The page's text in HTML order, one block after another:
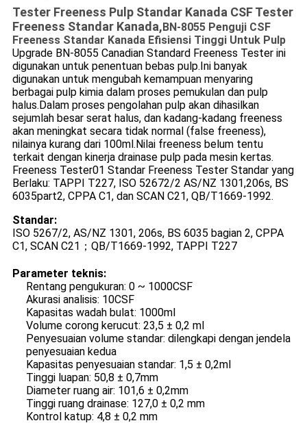
Tester Freeness Pulp Standar Kanada CSF Tester
Freeness Standar Kanada, BN-8055 Penguji CSF
Freeness Standar Kanada Efisiensi Tinggi Untuk Pulp
Upgrade BN-8055 Canadian Standard Freeness Tester ini
digunakan untuk penentuan bebas pulp.Ini banyak
digunakan untuk mengubah kemampuan menyaring
berbagai pulp kimia dalam proses pemukulan dan pulp
halus.Dalam proses pengolahan pulp akan dihasilkan
sejumlah besar serat halus, dan kadang-kadang freeness
akan meningkat secara tidak normal (false freeness),
nilainya kurang dari 100ml.Nilai freeness belum tentu
terkait dengan kinerja drainase pulp pada mesin kertas.
Freeness Tester01 Standar Freeness Tester Standar yang
Berlaku: TAPPI T227, ISO 52672/2 AS/NZ 1301,206s, BS
6035part2, CPPA C1, dan SCAN C21, QB/T1669-1992.
Standar:
ISO 5267/2, AS/NZ 1301, 206s, BS 6035 bagian 2, CPPA
C1, SCAN C21；QB/T1669-1992, TAPPI T227
Parameter teknis:
Rentang pengukuran: 0 ~ 1000CSF
Akurasi analisis: 10CSF
Kapasitas wadah bulat: 1000ml
Volume corong kerucut: 23,5 ± 0,2 ml
Penyesuaian volume standar: dilengkapi dengan jendela
penyesuaian kedua
Kapasitas penyesuaian standar: 1,5 ± 0,2ml
Tinggi luapan: 50,8 ± 0,7mm
Diameter ruang air: 101,6 ± 0,2mm
Tinggi ruang drainase: 127,0 ± 0,2 mm
Kontrol katup: 4,8 ± 0,2 mm